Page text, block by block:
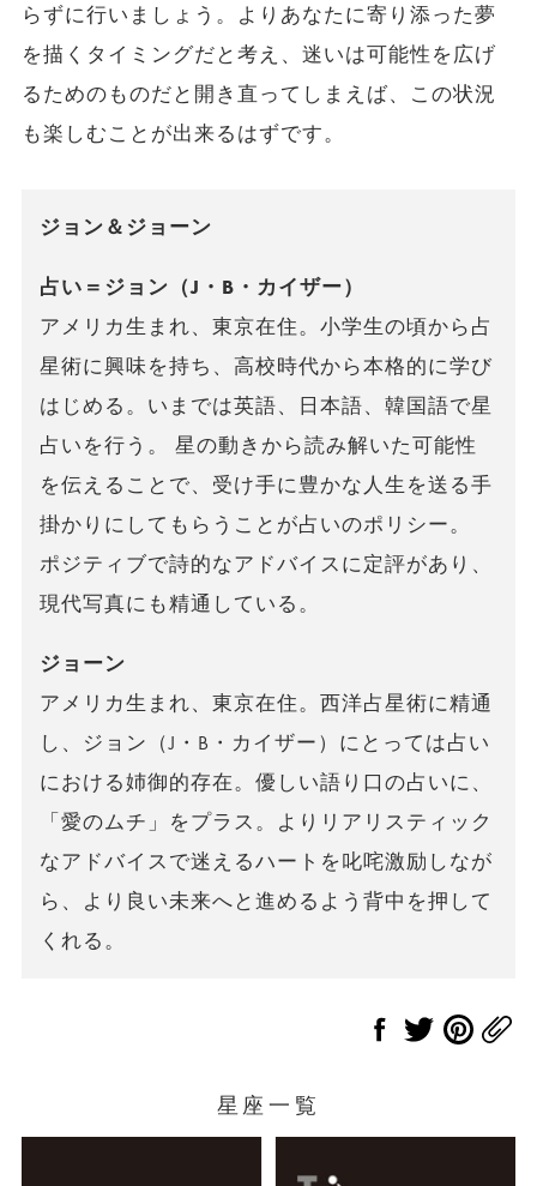
らずに行いましょう。よりあなたに寄り添った夢
を描くタイミングだと考え、迷いは可能性を広げ
るためのものだと開き直ってしまえば、この状況
も楽しむことが出来るはずです。
ジョン＆ジョーン
占い＝ジョン（J・B・カイザー）
アメリカ生まれ、東京在住。小学生の頃から占
星術に興味を持ち、高校時代から本格的に学び
はじめる。いまでは英語、日本語、韓国語で星
占いを行う。 星の動きから読み解いた可能性
を伝えることで、受け手に豊かな人生を送る手
掛かりにしてもらうことが占いのポリシー。
ポジティブで詩的なアドバイスに定評があり、
現代写真にも精通している。
ジョーン
アメリカ生まれ、東京在住。西洋占星術に精通
し、ジョン（J・B・カイザー）にとっては占い
における姉御的存在。優しい語り口の占いに、
「愛のムチ」をプラス。よりリアリスティック
なアドバイスで迷えるハートを叱咤激励しなが
ら、より良い未来へと進めるよう背中を押して
くれる。
星座一覧